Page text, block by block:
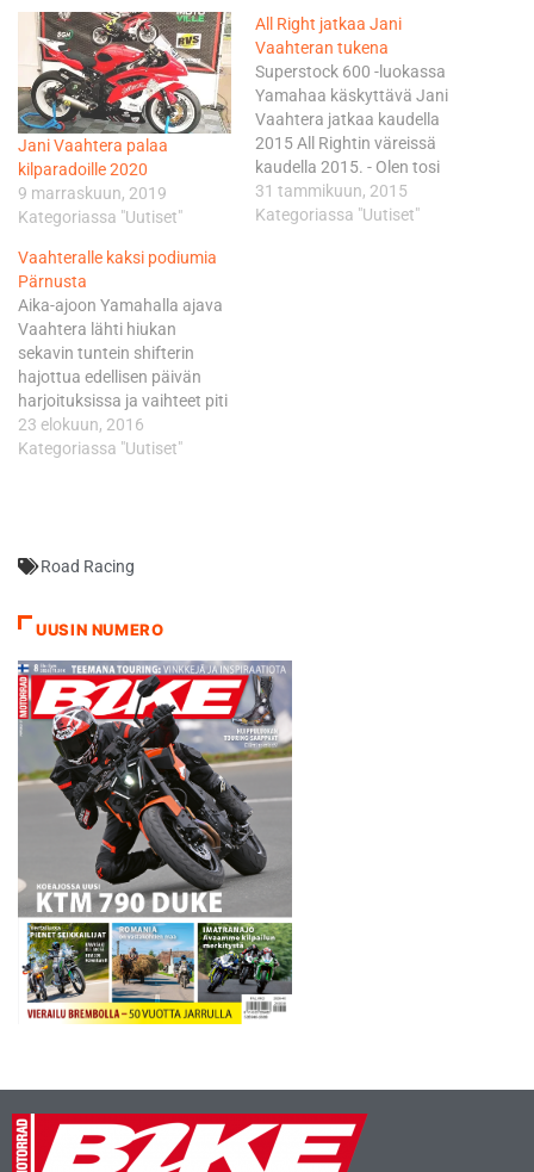
Jani Vaahtera palaa
kilparadoille 2020
9 marraskuun, 2019
Kategoriassa "Uutiset"
All Right jatkaa Jani
Vaahteran tukena
Superstock 600 -luokassa
Yamahaa käskyttävä Jani
Vaahtera jatkaa kaudella
2015 All Rightin väreissä
kaudella 2015. - Olen tosi
tyytyväinen, että saimme
jatkettua yhteistyötä All
31 tammikuun, 2015
Kategoriassa "Uutiset"
Vaahteralle kaksi podiumia
Pärnusta
Aika-ajoon Yamahalla ajava
Vaahtera lähti hiukan
sekavin tuntein shifterin
hajottua edellisen päivän
harjoituksissa ja vaihteet piti
vaihtaa ”perinteiseen” tyyliin.
Aika-ajosta kuitenkin irtosi
oli 2 Superbikeä, järjestäjän
"Tuntuu hurjalta lähteä
kisaan 1000 kuutioisten
kanssa.…
23 elokuun, 2016
Kategoriassa "Uutiset"
Road Racing
UUSIN NUMERO